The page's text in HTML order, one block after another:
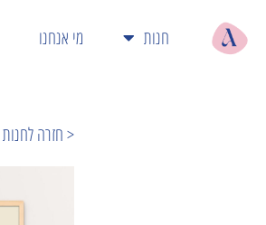
חנות מי אנחנו
< חזרה לחנות